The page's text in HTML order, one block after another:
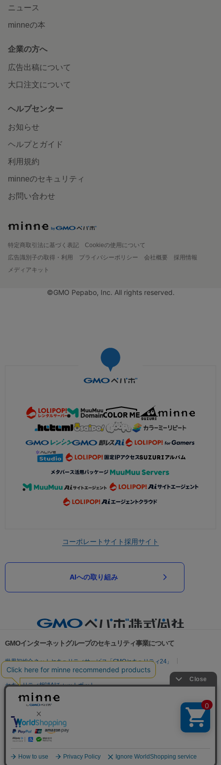
ニュース
minneの本
企業の方へ
広告出稿について
大口注文について
ヘルプセンター
お知らせ
ヘルプとガイド
利用規約
minneのセキュリティ
お問い合わせ
特定商取引法に基づく表記
Cookieの使用について
広告識別子の取得・利用
プライバシーポリシー 会社概要
採用情報
メディアキット
©GMO Pepabo, Inc. All rights reserved.
コーポレートサイト採用サイト
AIへの取り組み
GMOインターネットグループのセキュリティ事業について
世界初総合ネットセキュリティサービス「GMOセキュリティ24」
パスワード漏洩診断
Webサイトリスク診断
セキュリティ相談AIチャットボット
実在証明・盗聴対策
サイバー攻撃対策（GMO Flatt Security）
セキュリティ事業の軌跡